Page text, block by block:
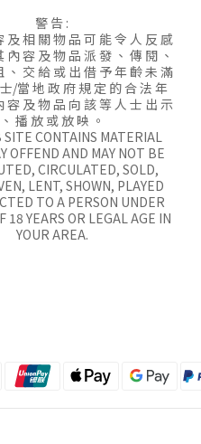
警 告 :
及 相 關 物 品 可 能 令 人 反 感
內 容 及 物 品 派 發 、 傳 閱 、
、 交 給 或 出 借 予 年 齡 未 滿
/當 地 政 府 規 定 的 合 法 年
容 及 物 品 向 該 等 人 士 出 示
、 播 放 或 放 映 。
SITE CONTAINS MATERIAL
OFFEND AND MAY NOT BE
CIRCULATED, SOLD,
LENT, SHOWN, PLAYED
TO A PERSON UNDER
18 YEARS OR LEGAL AGE IN
YOUR AREA.